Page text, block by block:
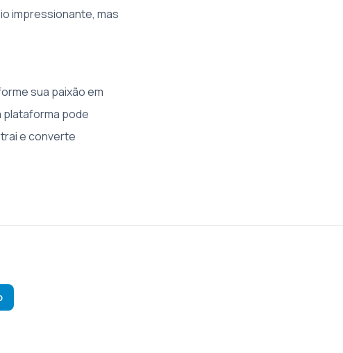
impressionante, mas
sua paixão em
pode
e converte